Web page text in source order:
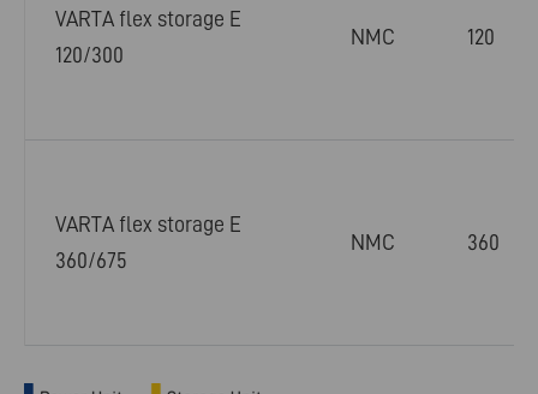
VARTA flex storage E
120/300
NMC 120
VARTA flex storage E
360/675
NMC 360